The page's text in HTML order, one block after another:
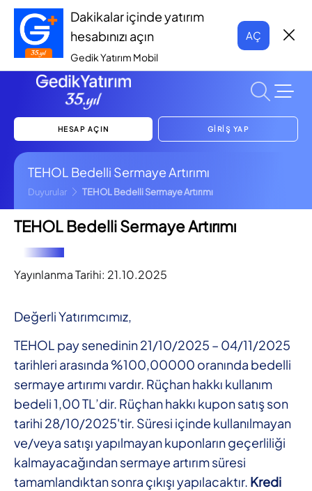
Dakikalar içinde yatırım
hesabınızı açın
Gedik Yatırım Mobil
AÇ
HESAP AÇIN GİRİŞ YAP
TEHOL Bedelli Sermaye Artırımı
Duyurular TEHOL Bedelli Sermaye Artırımı
TEHOL Bedelli Sermaye Artırımı
Yayınlanma Tarihi: 21.10.2025
Değerli Yatırımcımız,
TEHOL pay senedinin 21/10/2025 – 04/11/2025
tarihleri arasında %100,00000 oranında bedelli
sermaye artırımı vardır. Rüçhan hakkı kullanım
bedeli 1,00 TL’dir. Rüçhan hakkı kupon satış son
tarihi 28/10/2025'tir. Süresi içinde kullanılmayan
ve/veya satışı yapılmayan kuponların geçerliliği
kalmayacağından sermaye artırım süresi
tamamlandıktan sonra çıkışı yapılacaktır. Kredi